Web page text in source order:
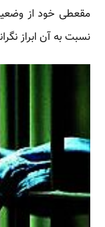
مقعطی خود از
نسبت به آن ابراز